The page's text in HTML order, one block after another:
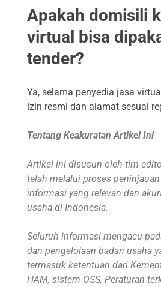
Apakah domisili
virtual bisa
tender?
Ya, selama penyedia jasa
izin resmi dan alamat sesuai
Tentang Keakuratan Artikel Ini
Artikel ini disusun oleh tim
telah melalui proses
informasi yang relevan dan
usaha di Indonesia.
Seluruh informasi mengacu
dan pengelolaan badan usaha
termasuk ketentuan dari
HAM, sistem OSS, Peraturan